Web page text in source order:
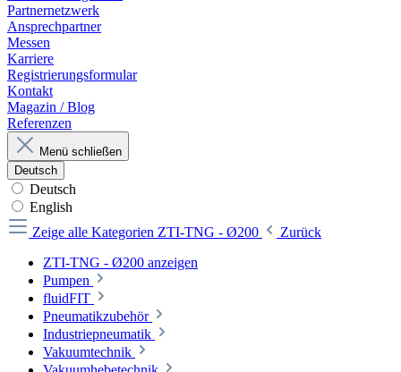
Partnernetzwerk
Ansprechpartner
Messen
Karriere
Registrierungsformular
Kontakt
Magazin / Blog
Referenzen
Menü schließen
Deutsch
Deutsch
English
Zeige alle Kategorien ZTI-TNG - Ø200
Zurück
ZTI-TNG - Ø200 anzeigen
Pumpen
fluidFIT
Pneumatikzubehör
Industriepneumatik
Vakuumtechnik